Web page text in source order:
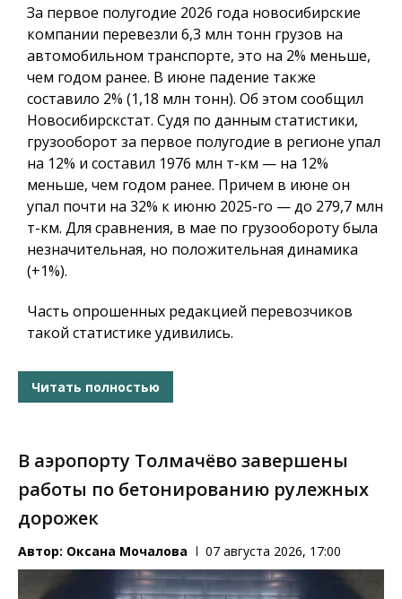
За первое полугодие 2026 года новосибирские
компании перевезли 6,3 млн тонн грузов на
автомобильном транспорте, это на 2% меньше,
чем годом ранее. В июне падение также
составило 2% (1,18 млн тонн). Об этом сообщил
Новосибирскстат. Судя по данным статистики,
грузооборот за первое полугодие в регионе упал
на 12% и составил 1976 млн т-км — на 12%
меньше, чем годом ранее. Причем в июне он
упал почти на 32% к июню 2025-го — до 279,7 млн
т-км. Для сравнения, в мае по грузообороту была
незначительная, но положительная динамика
(+1%).
Часть опрошенных редакцией перевозчиков
такой статистике удивились.
Читать полностью
В аэропорту Толмачёво завершены
работы по бетонированию рулежных
дорожек
Автор: Оксана Мочалова 07 августа 2026, 17:00